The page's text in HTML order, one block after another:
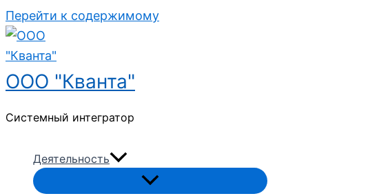
Перейти к содержимому
ООО "Кванта"
Системный интегратор
Деятельность